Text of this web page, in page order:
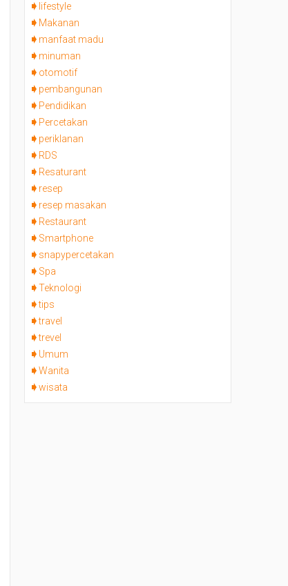
lifestyle
Makanan
manfaat madu
minuman
otomotif
pembangunan
Pendidikan
Percetakan
periklanan
RDS
Resaturant
resep
resep masakan
Restaurant
Smartphone
snapypercetakan
Spa
Teknologi
tips
travel
trevel
Umum
Wanita
wisata